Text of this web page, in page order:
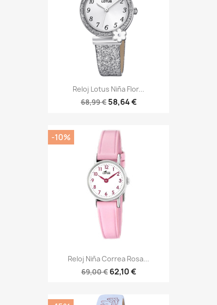
Reloj Lotus Niña Flor...
68,99 € 58,64 €
Reloj Niña Correa Rosa...
69,00 € 62,10 €
-10%